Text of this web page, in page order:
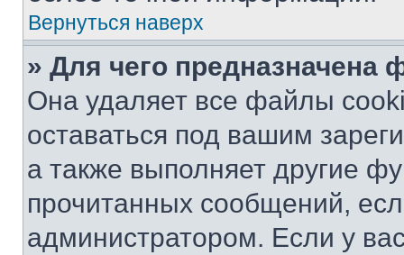
Вернуться наверх
» Для чего предназначена
Она удаляет все файлы
оставаться под вашим
а также выполняет другие
прочитанных сообщений,
администратором. Если у